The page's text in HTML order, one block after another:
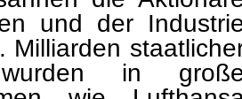
und der
Milliarden
in